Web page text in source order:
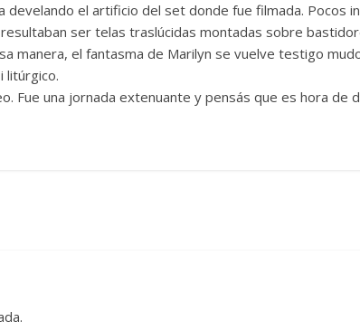
el artificio del set donde fue filmada. Pocos
ser telas traslúcidas montadas sobre
manera, el fantasma de Marilyn se vuelve testigo
litúrgico.
Fue una jornada extenuante y pensás que es hora de